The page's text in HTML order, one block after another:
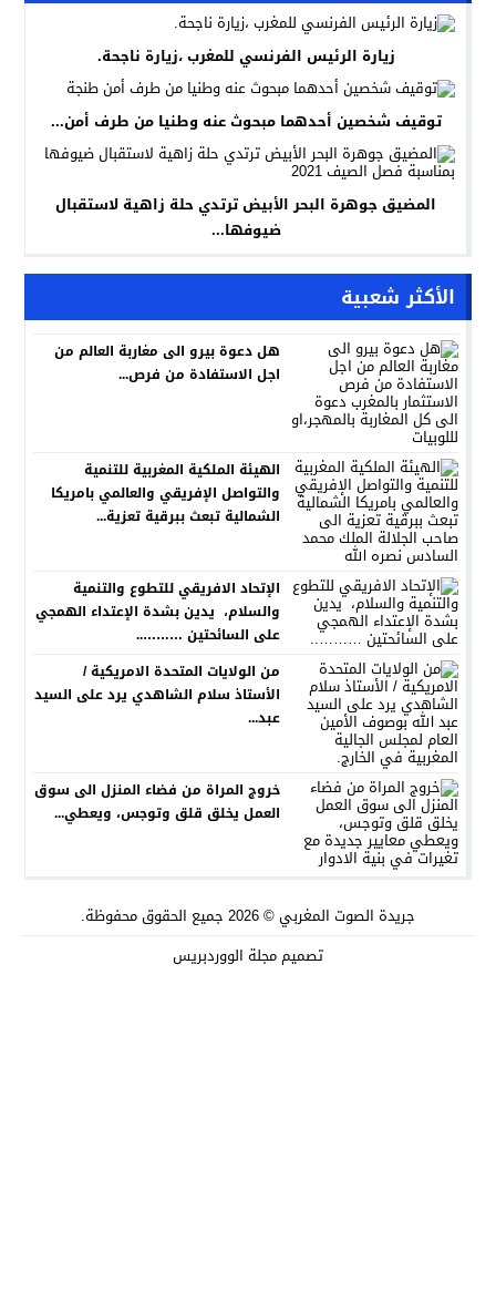
زيارة الرئيس الفرنسي للمغرب ،زيارة ناجحة.
توقيف شخصين أحدهما مبحوث عنه وطنيا من طرف أمن...
المضيق جوهرة البحر الأبيض ترتدي حلة زاهية لاستقبال
ضيوفها...
الأكثر شعبية
هل دعوة بيرو الى مغاربة العالم من
اجل الاستفادة من فرص...
الهيئة الملكية المغربية للتنمية
والتواصل الإفريقي والعالمي بامريكا
الشمالية تبعث ببرقية تعزية...
الإتحاد الافريقي للتطوع والتنمية
والسلام، يدين بشدة الإعتداء الهمجي
على السائحتين ………..
من الولايات المتحدة الامريكية /
الأستاذ سلام الشاهدي يرد على السيد
عبد...
خروج المراة من فضاء المنزل الى سوق
العمل يخلق قلق وتوجس، ويعطي...
جريدة الصوت المغربي© 2026 جميع الحقوق محفوظة.
تصميممجلة الووردبريس